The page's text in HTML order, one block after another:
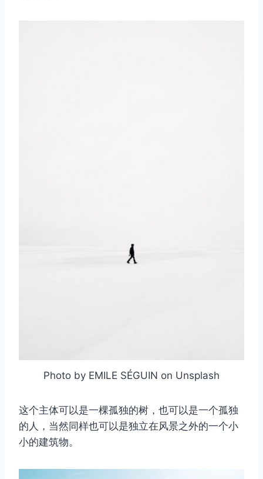
Photo by EMILE SÉGUIN on Unsplash
这个主体可以是一棵孤独的树，也可以是一个孤独
的人，当然同样也可以是独立在风景之外的一个小
小的建筑物。